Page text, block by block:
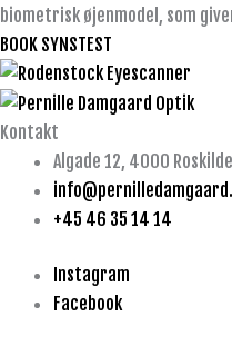
biometrisk øjenmodel, som
BOOK SYNSTEST
Kontakt
Algade 12, 4000 Roskilde
+45 46 35 14 14
Instagram
Facebook